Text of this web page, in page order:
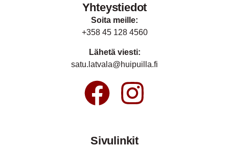
Yhteystiedot
Soita meille:
+358 45 128 4560
Lähetä viesti:
satu.latvala@huipuilla.fi
Sivulinkit